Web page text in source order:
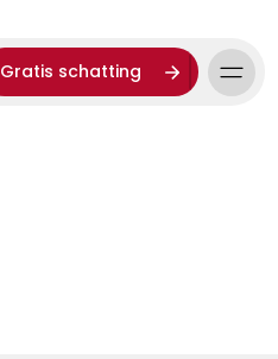
Gratis schatting